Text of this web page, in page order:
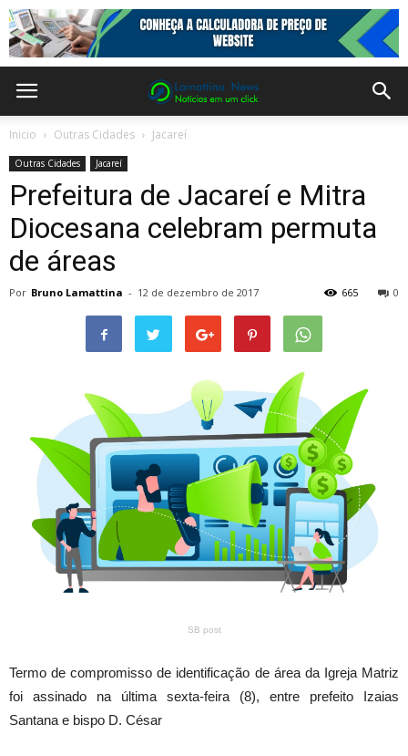
Inicio Outras Cidades Jacareí
Outras Cidades Jacareí
Prefeitura de Jacareí e Mitra
Diocesana celebram permuta
de áreas
Por Bruno Lamattina - 12 de dezembro de 2017 0
665
SB post
Termo de compromisso de identificação de área da Igreja Matriz
foi assinado na última sexta-feira (8), entre prefeito Izaias
Santana e bispo D. César